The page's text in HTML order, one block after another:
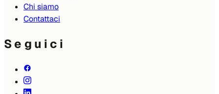
Chi siamo
Contattaci
Seguici